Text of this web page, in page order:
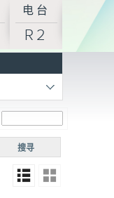
电台
R2
搜寻